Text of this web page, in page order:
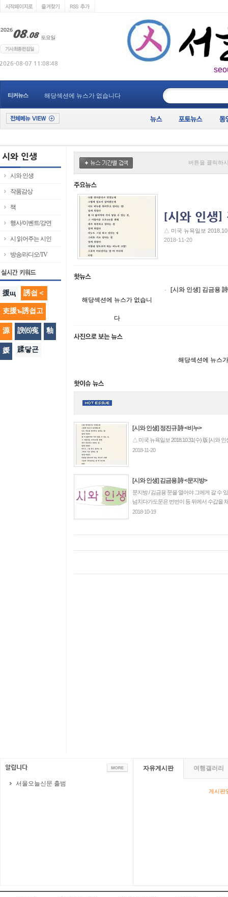
티커뉴스 해당섹션에 뉴스가 없습니다
시와 인생
작품감상
책
행사/이벤트/강연
시 읽어주는 시인
방송/라디오/TV
援щ 誘쇱＜
吏援ъ誘쇱고
源 諛⑹寃 釉
媛 蹂닿굔
버튼을 클릭하
△ 미국 뉴욕일보
2018-11-20
해당섹션에 뉴스가 없습니
다
[시와 인생] 김금용
해당섹션에 뉴스
[시와 인생] 정진규 詩 <비누>
△ 미국 뉴욕일보 2018.10.31(수) 版 [시와
2018-11-20
[시와 인생] 김금용 詩 <문지방>
문지방 / 김금용 문을 열어야 그에게 갈 수
넘치다가도문은 번번이 등 뒤에서 수갑을
2018-10-19
서울오늘신문 출범
자유게시판 여행갤러리
게시판